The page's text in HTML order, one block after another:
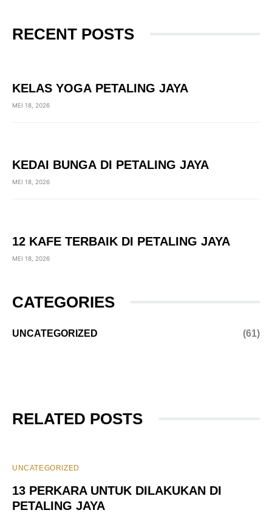
RECENT POSTS
KELAS YOGA PETALING JAYA
MEI 18, 2026
KEDAI BUNGA DI PETALING JAYA
MEI 18, 2026
12 KAFE TERBAIK DI PETALING JAYA
MEI 18, 2026
CATEGORIES
UNCATEGORIZED (61)
RELATED POSTS
UNCATEGORIZED
13 PERKARA UNTUK DILAKUKAN DI
PETALING JAYA